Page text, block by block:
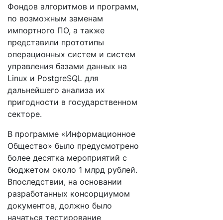
Фондов алгоритмов и программ,
по возможным заменам
импортного ПО, а также
представили прототипы
операционных систем и систем
управления базами данных на
Linux и PostgreSQL для
дальнейшего анализа их
пригодности в государственном
секторе.
В программе «Информационное
Общество» было предусмотрено
более десятка мероприятий с
бюджетом около 1 млрд рублей.
Впоследствии, на основании
разработанных консорциумом
документов, должно было
начаться тестирование